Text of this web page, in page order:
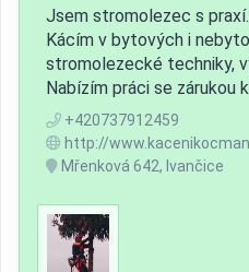
Jsem stromolezec s
Kácím v bytových i
stromolezecké techniky,
Nabízím práci se zárukou
+420737912459
http://
Mřenková 642, Ivančice